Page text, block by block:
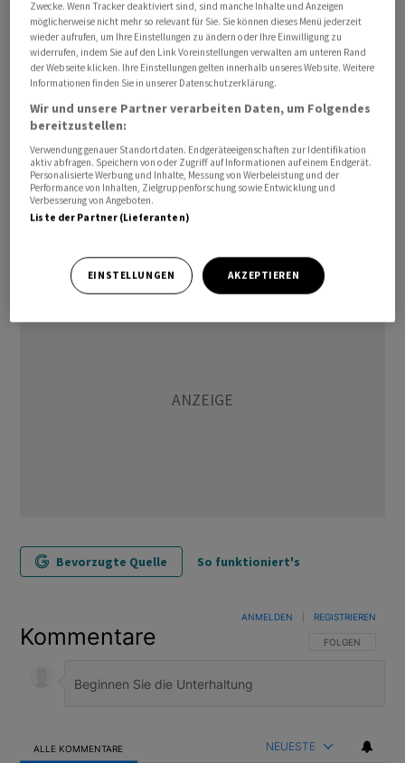
Irgendwann in nicht allzu ferner Zukunft werde man die
Insel und andere Öl-Infrastrukturpunkte übernehmen
und die «vollständige Kontrolle» über Irans Öl- und
Gasmärkte erlangen, schrieb US-Präsident Donald
Zugleich kündigte er schwere Angriffe auf den Iran für
die Nacht an.
Bevorzugte Quelle So funktioniert's
Kommentare FOLGE DIESER
FOLGEN
ANMELDEN REGISTRIEREN
ALLE KOMMENTARE NEUESTE
Zwecke. Wenn Tracker deaktiviert sind, sind manche Inhalte und Anzeigen
möglicherweise nicht mehr so relevant für Sie. Sie können dieses Menü jederzeit
wieder aufrufen, um Ihre Einstellungen zu ändern oder Ihre Einwilligung zu
widerrufen, indem Sie auf den Link Voreinstellungen verwalten am unteren Rand
der Webseite klicken. Ihre Einstellungen gelten innerhalb unseres Website. Weitere
Informationen finden Sie in unserer Datenschutzerklärung.
Wir und unsere Partner verarbeiten Daten, um Folgendes
bereitzustellen:
Verwendung genauer Standortdaten. Endgeräteeigenschaften zur Identifikation
aktiv abfragen. Speichern von oder Zugriff auf Informationen auf einem Endgerät.
Personalisierte Werbung und Inhalte, Messung von Werbeleistung und der
Performance von Inhalten, Zielgruppenforschung sowie Entwicklung und
Verbesserung von Angeboten.
Liste der Partner (Lieferanten)
EINSTELLUNGEN AKZEPTIEREN